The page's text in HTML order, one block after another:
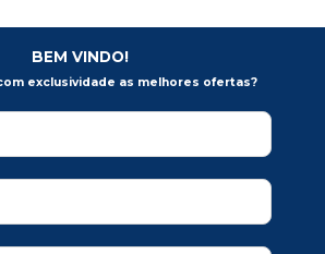
BEM VINDO!
exclusividade as melhores ofertas?